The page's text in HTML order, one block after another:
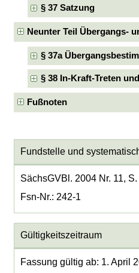
§ 37 Satzung
Neunter Teil Übergangs-
§ 37a
§ 38 In-Kraft-Treten
Fußnoten
Fundstelle und
SächsGVBl. 2004 Nr. 11,
Fsn-Nr.: 242-1
Gültigkeitszeitraum
Fassung gültig ab: 1. April